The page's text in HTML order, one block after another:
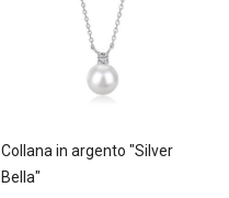
Collana in argento "Silver
Bella"